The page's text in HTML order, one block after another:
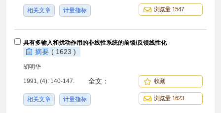
相关文章 计量指标 浏览量 1547
具有多输入和扰动作用的非线性系统的前馈/反馈线性化
摘要 ( 1623 )
胡明华
1991, (4): 140-147. 全文：
相关文章 计量指标
收藏
浏览量 1623